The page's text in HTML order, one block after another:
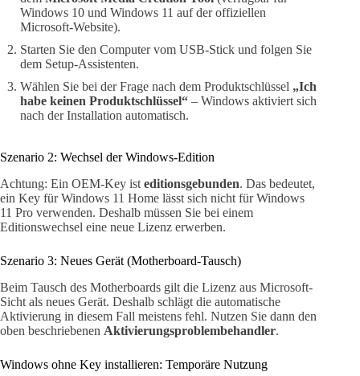
Windows 10 und Windows 11 auf der offiziellen
Microsoft-Website).
Starten Sie den Computer vom USB-Stick und folgen Sie
dem Setup-Assistenten.
Wählen Sie bei der Frage nach dem Produktschlüssel „Ich
habe keinen Produktschlüssel“ – Windows aktiviert sich
nach der Installation automatisch.
Szenario 2: Wechsel der Windows-Edition
Achtung: Ein OEM-Key ist editionsgebunden. Das bedeutet,
ein Key für Windows 11 Home lässt sich nicht für Windows
11 Pro verwenden. Deshalb müssen Sie bei einem
Editionswechsel eine neue Lizenz erwerben.
Szenario 3: Neues Gerät (Motherboard-Tausch)
Beim Tausch des Motherboards gilt die Lizenz aus Microsoft-
Sicht als neues Gerät. Deshalb schlägt die automatische
Aktivierung in diesem Fall meistens fehl. Nutzen Sie dann den
oben beschriebenen Aktivierungsproblembehandler.
Windows ohne Key installieren: Temporäre Nutzung